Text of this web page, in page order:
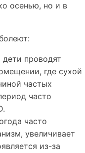
осенью, но и в
проводят
где сухой
частых
часто
часто
увеличивает
из-за